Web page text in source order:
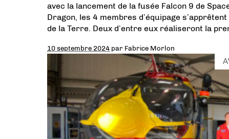
avec la lancement de la fusée Falcon 9 de
Dragon, les 4 membres d’équipage
de la Terre. Deux d’entre eux réaliseront la
10 septembre 2024 par Fabrice Morlon